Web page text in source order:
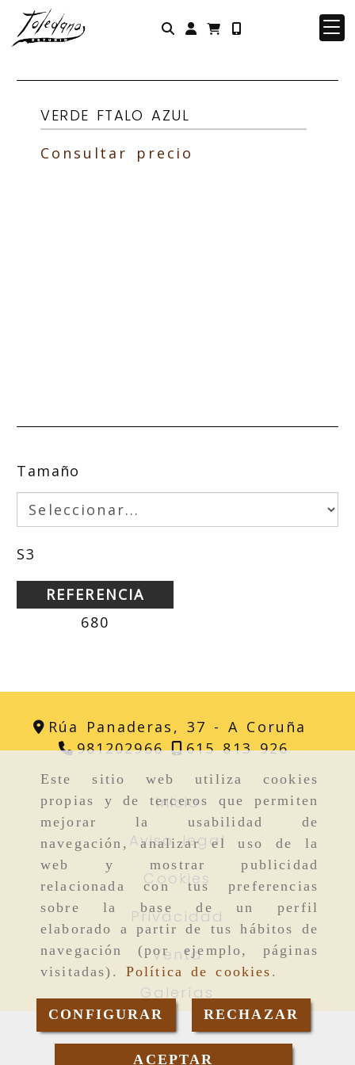
Este sitio web utiliza cookies
propias y de terceros que permiten
mejorar la usabilidad de
navegación, analizar el uso de la
web y mostrar publicidad
relacionada con tus preferencias
sobre la base de un perfil
elaborado a partir de tus hábitos de
navegación (por ejemplo, páginas
visitadas). Política de cookies .
CONFIGURAR RECHAZAR
ACEPTAR
Identifícate
VERDE FTALO AZUL
Consultar precio
Tamaño
S3
REFERENCIA
680
Consultar precio
Rúa Panaderas, 37 -A Coruña
981202966
615 813 926
Inicio
Aviso legal
Cookies
Privacidad
Venta
Galerías